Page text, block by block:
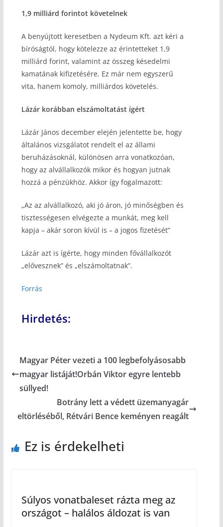
1,9 milliárd forintot követelnek
A benyújtott keresetben a Nydeum Kft. azt kéri a
bíróságtól, hogy kötelezze az érintetteket 1,9
milliárd forint, valamint az összeg késedelmi
kamatának kifizetésére. Ez már nem egyszerű
vita, hanem komoly, milliárdos követelés.
Lázár korábban elszámoltatást ígért
Lázár János december elején jelentette be, hogy
általános vizsgálatot rendelt el az állami
beruházásoknál, különösen arra vonatkozóan,
hogy az alvállalkozók mikor és hogyan jutnak
hozzá a pénzükhöz. Akkor így fogalmazott:
„Az az alvállalkozó, aki jó áron, jó minőségben és
tisztességesen elvégezte a munkát, meg kell
kapja – akár soron kívül is – a jogos fizetését”
Lázár azt is ígérte, hogy minden fővállalkozót
„elővesznek” és „elszámoltatnak”.
Forrás
Hirdetés:
Magyar Péter vezeti a 100 legbefolyásosabb
magyar listáját!Orbán Viktor egyre lentebb
süllyed!
Botrány lett a védett üzemanyagár
eltörléséből, Rétvári Bence keményen reagált
Ez is érdekelheti
Súlyos vonatbaleset rázta meg az
országot – halálos áldozat is van